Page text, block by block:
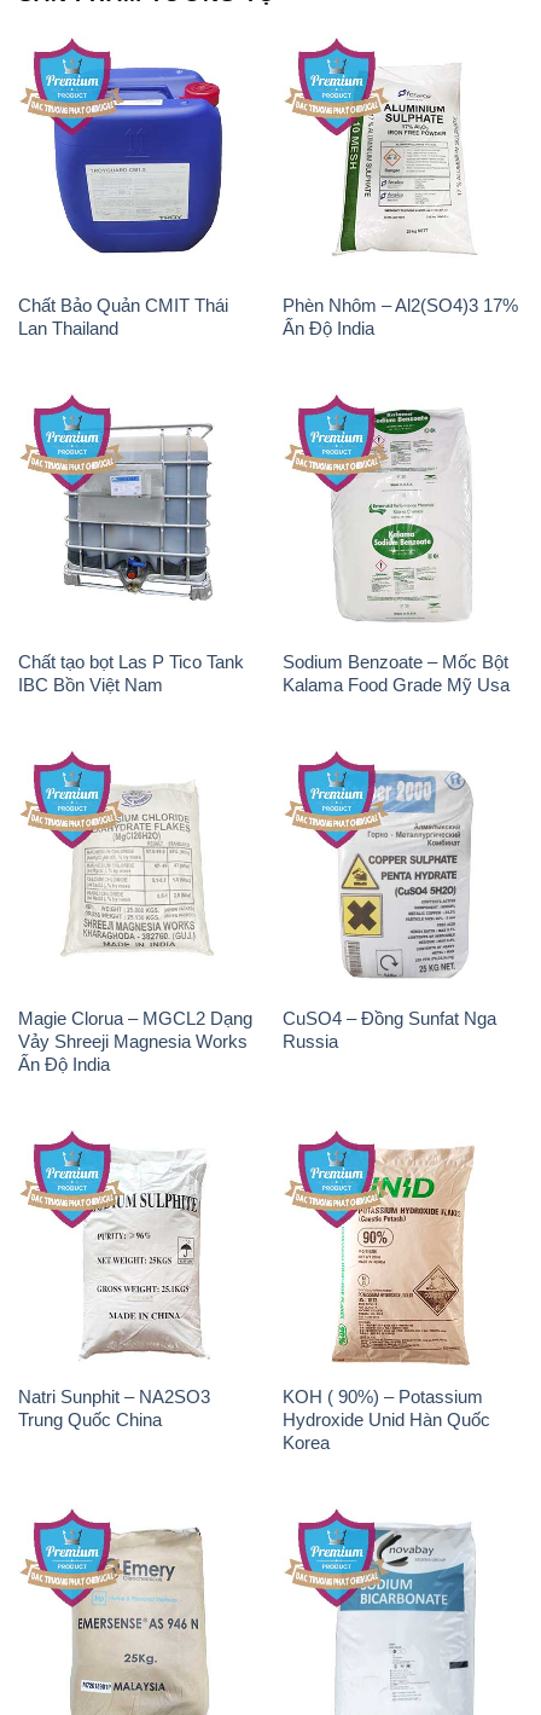
Chất Bảo Quản CMIT Thái
Lan Thailand
Phèn Nhôm – Al2(SO4)3 17%
Ấn Độ India
Chất tạo bọt Las P Tico Tank
IBC Bồn Việt Nam
Sodium Benzoate – Mốc Bột
Kalama Food Grade Mỹ Usa
Magie Clorua – MGCL2 Dạng
Vảy Shreeji Magnesia Works
Ấn Độ India
CuSO4 – Đồng Sunfat Nga
Russia
Natri Sunphit – NA2SO3
Trung Quốc China
KOH ( 90%) – Potassium
Hydroxide Unid Hàn Quốc
Korea